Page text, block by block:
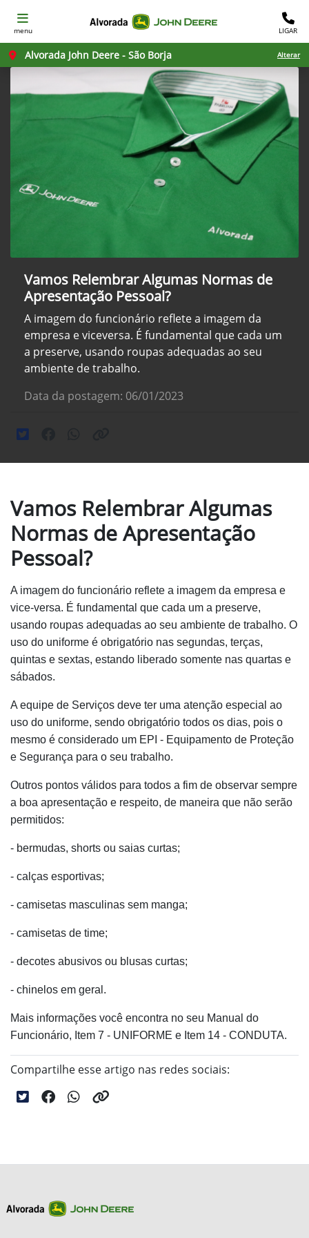
menu LIGAR
Alvorada John Deere - São Borja Alterar
Vamos Relembrar Algumas Normas de
Apresentação Pessoal?
A imagem do funcionário reflete a imagem da
empresa e viceversa. É fundamental que cada um
a preserve, usando roupas adequadas ao seu
ambiente de trabalho.
Data da postagem: 06/01/2023
Vamos Relembrar Algumas
Normas de Apresentação
Pessoal?
A imagem do funcionário reflete a imagem da empresa e
vice-versa. É fundamental que cada um a preserve,
usando roupas adequadas ao seu ambiente de trabalho. O
uso do uniforme é obrigatório nas segundas, terças,
quintas e sextas, estando liberado somente nas quartas e
sábados.
A equipe de Serviços deve ter uma atenção especial ao
uso do uniforme, sendo obrigatório todos os dias, pois o
mesmo é considerado um EPI - Equipamento de Proteção
e Segurança para o seu trabalho.
Outros pontos válidos para todos a fim de observar sempre
a boa apresentação e respeito, de maneira que não serão
permitidos:
- bermudas, shorts ou saias curtas;
- calças esportivas;
- camisetas masculinas sem manga;
- camisetas de time;
- decotes abusivos ou blusas curtas;
- chinelos em geral.
Mais informações você encontra no seu Manual do
Funcionário, Item 7 - UNIFORME e Item 14 - CONDUTA.
Compartilhe esse artigo nas redes sociais: